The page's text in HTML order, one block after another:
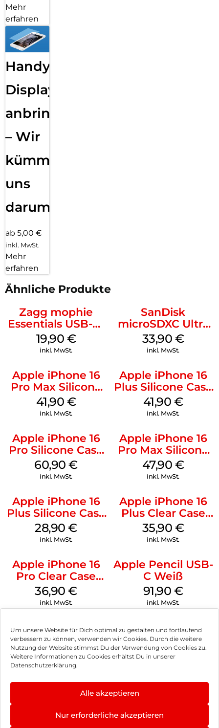
Um unsere Website für Dich optimal zu gestalten und fortlaufend
verbessern zu können, verwenden wir Cookies. Durch die weitere
Nutzung der Website stimmst Du der Verwendung von Cookies zu.
Weitere Informationen zu Cookies erhältst Du in unserer
Datenschutzerklärung.
Alle akzeptieren
Nur erforderliche akzeptieren
Mehr
erfahren
Handy
Displayfolie
anbringen
– Wir
kümmern
uns
darum!
ab 5,00 €
inkl. MwSt.
Mehr
erfahren
Ähnliche Produkte
Zagg mophie
Essentials USB-C-
20W Charger PD
Weiß
19,90 €
inkl. MwSt.
SanDisk
microSDXC Ultra
128 GB + Adapter
Mobile
33,90 €
inkl. MwSt.
Apple iPhone 16
Pro Max Silicone
Case MagSafe
Ultramarine
41,90 €
inkl. MwSt.
Apple iPhone 16
Plus Silicone Case
MagSafe Stone
Gray
41,90 €
inkl. MwSt.
Apple iPhone 16
Pro Silicone Case
MagSafe Stone
Gray
60,90€
inkl. MwSt.
Apple iPhone 16
Pro Max Silicone
Case MagSafe
Black
47,90 €
inkl. MwSt.
Apple iPhone 16
Plus Silicone Case
MagSafe Black
28,90€
inkl. MwSt.
Apple iPhone 16
Plus Clear Case
MagSafe
Transparent
35,90 €
inkl. MwSt.
Apple iPhone 16
Pro Clear Case
MagSafe
Transparent
36,90€
inkl. MwSt.
Apple Pencil USB-
C Weiß
91,90 €
inkl. MwSt.
Impressum